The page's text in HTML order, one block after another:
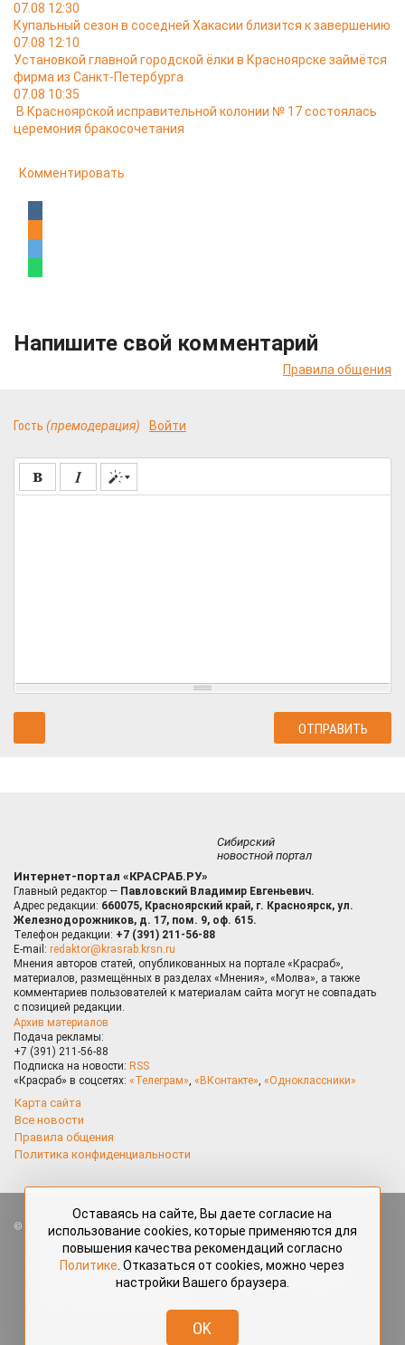
07.08 12:30
Купальный сезон в соседней Хакасии близится к завершению
07.08 12:10
Установкой главной городской ёлки в Красноярске займётся
фирма из Санкт-Петербурга
07.08 10:35
В Красноярской исправительной колонии № 17 состоялась
церемония бракосочетания
Комментировать
Напишите свой комментарий
Правила общения
Гость (премодерация) Войти
Сибирский
новостной портал
Интернет-портал «КРАСРАБ.РУ»
Главный редактор — Павловский Владимир Евгеньевич.
Адрес редакции: 660075, Красноярский край, г. Красноярск, ул.
Железнодорожников, д. 17, пом. 9, оф. 615.
Телефон редакции: +7 (391) 211-56-88
E-mail: redaktor@krasrab.krsn.ru
Мнения авторов статей, опубликованных на портале «Красраб»,
материалов, размещённых в разделах «Мнения», «Молва», а также
комментариев пользователей к материалам сайта могут не совпадать
с позицией редакции.
Архив материалов
Подача рекламы:
+7 (391) 211-56-88
Подписка на новости: RSS
«Красраб» в соцсетях: «Телеграм», «ВКонтакте», «Одноклассники»
Карта сайта
Все новости
Правила общения
Политика конфиденциальности
Все права защищены. Любые материалы, размещённые на портале
«Красраб.ру» сотрудниками редакции, нештатными авторами
и читателями, являются объектами авторского права. Полное или
частичное использование материалов, размещённых на портале
«Красраб.ру», допускается только с письменного согласия редакции
redaktor@krasrab.krsn.ru.
Оставаясь на сайте, Вы даете согласие на
использование cookies, которые применяются для
повышения качества рекомендаций согласно
Политике . Отказаться от cookies, можно через
настройки Вашего браузера.
OK